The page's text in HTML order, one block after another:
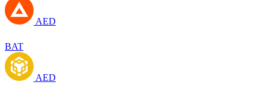
AED
BAT
AED